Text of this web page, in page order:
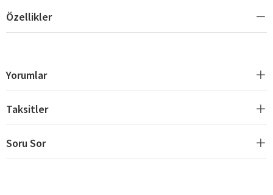
Özellikler
Yorumlar
Taksitler
Soru Sor